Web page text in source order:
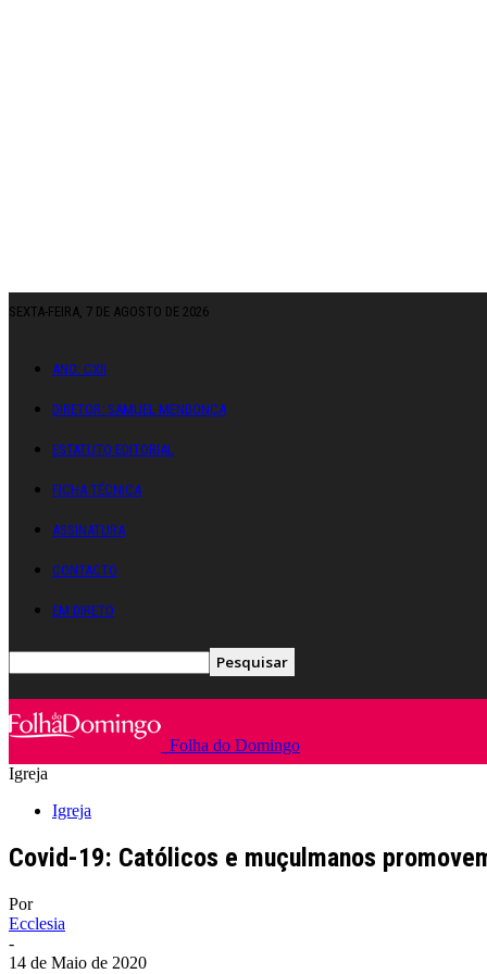
SEXTA-FEIRA, 7 DE AGOSTO DE 2026
ANO: CXII
DIRETOR: SAMUEL MENDONÇA
ESTATUTO EDITORIAL
FICHA TÉCNICA
ASSINATURA
CONTACTO
EM DIRETO
Folha do Domingo
Igreja
Igreja
Covid-19: Católicos e muçulmanos
Por
Ecclesia
-
14 de Maio de 2020